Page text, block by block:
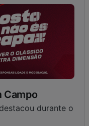
Campo
durante o